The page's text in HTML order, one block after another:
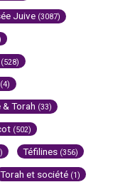
Juive (3087)
(528)
(4)
& Torah (33)
(502)
Téfilines (356)
Torah et société (1)